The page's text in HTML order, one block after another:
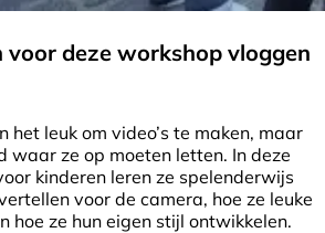
voor deze workshop vloggen
het leuk om video’s te maken, maar
waar ze op moeten letten. In deze
kinderen leren ze spelenderwijs
voor de camera, hoe ze leuke
hoe ze hun eigen stijl ontwikkelen.